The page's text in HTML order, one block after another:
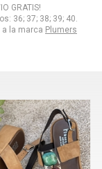
GRATIS!
36; 37; 38; 39; 40.
a la marca Plumers